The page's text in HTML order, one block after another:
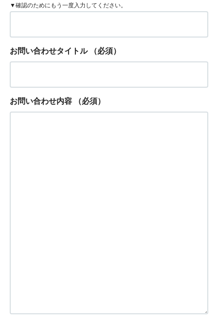
▼確認のためにもう一度入力してください。
お問い合わせタイトル （必須）
お問い合わせ内容 （必須）